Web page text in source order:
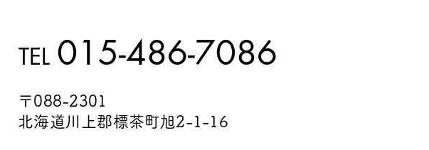
TEL 015-486-7086
〒088-2301
北海道川上郡標茶町旭2-1-16